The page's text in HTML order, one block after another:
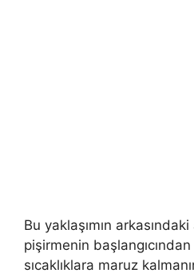
Bu yaklaşımın
pişirmenin
sıcaklıklara maruz